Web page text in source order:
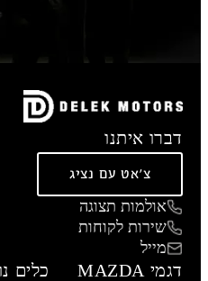
דברו איתנו
צ'אט עם נציג
אולמות תצוגה
שירות לקוחות
מייל
דגמי MAZDA כלים